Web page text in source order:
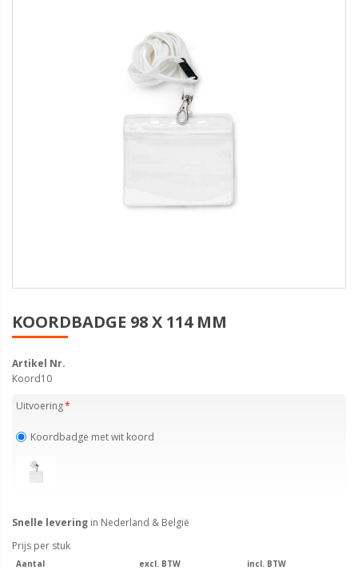
KOORDBADGE 98 X 114 MM
Artikel Nr.
Koord10
Uitvoering
Koordbadge met wit koord
Snelle levering in Nederland & België
Prijs per stuk
Aantal excl. BTW
incl. BTW